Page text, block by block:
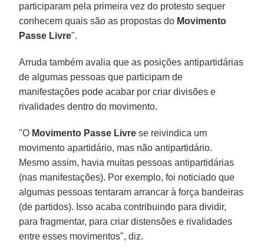
participaram pela primeira vez do protesto sequer
conhecem quais são as propostas do Movimento
Passe Livre".
Arruda também avalia que as posições antipartidárias
de algumas pessoas que participam de
manifestações pode acabar por criar divisões e
rivalidades dentro do movimento.
"O Movimento Passe Livre se reivindica um
movimento apartidário, mas não antipartidário.
Mesmo assim, havia muitas pessoas antipartidárias
(nas manifestações). Por exemplo, foi noticiado que
algumas pessoas tentaram arrancar à força bandeiras
(de partidos). Isso acaba contribuindo para dividir,
para fragmentar, para criar distensões e rivalidades
entre esses movimentos", diz.